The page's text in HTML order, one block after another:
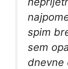
spim
sem
dnevne